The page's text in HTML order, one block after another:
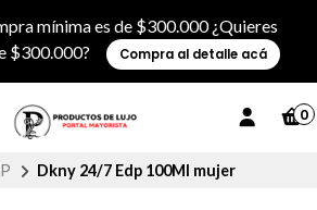
mínima es de $300.000 ¿Quieres
$300.000?
Compra al detalle acá
0
Dkny 24/7 Edp 100Ml mujer